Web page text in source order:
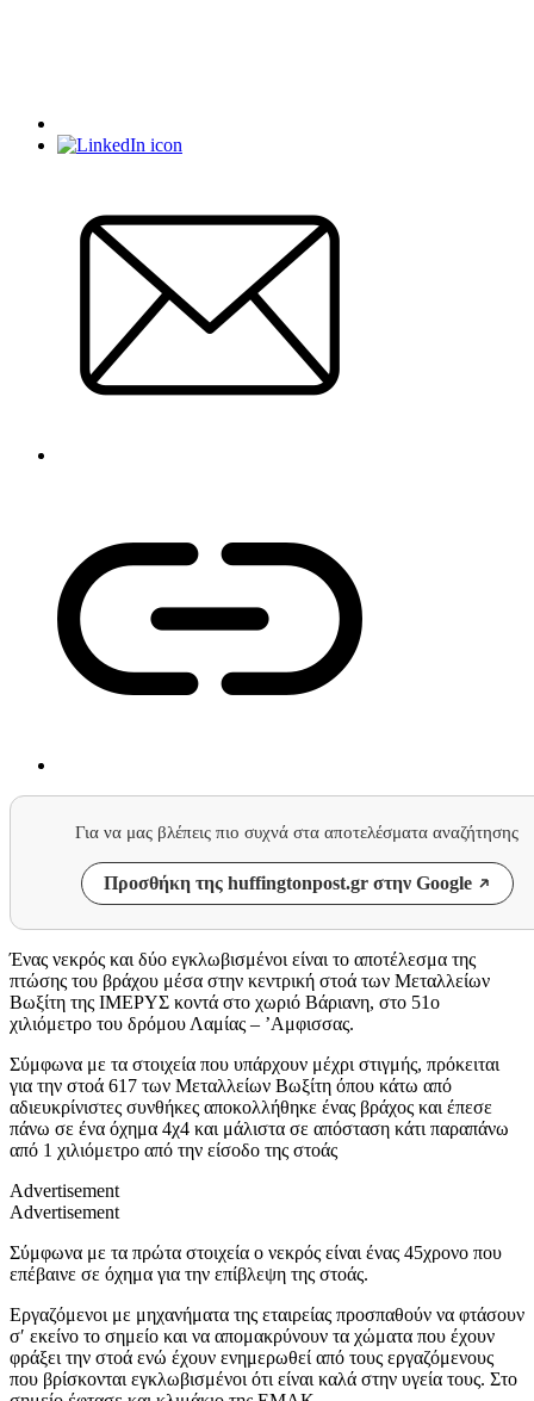
Για να μας βλέπεις πιο συχνά στα αποτελέσματα αναζήτησης
Προσθήκη της huffingtonpost.gr στην Google
Ένας νεκρός και δύο εγκλωβισμένοι είναι το αποτέλεσμα της
πτώσης του βράχου μέσα στην κεντρική στοά των Μεταλλείων
Βωξίτη της ΙΜΕΡΥΣ κοντά στο χωριό Βάριανη, στο 51ο
χιλιόμετρο του δρόμου Λαμίας – ’Αμφισσας.
Σύμφωνα με τα στοιχεία που υπάρχουν μέχρι στιγμής, πρόκειται
για την στοά 617 των Μεταλλείων Βωξίτη όπου κάτω από
αδιευκρίνιστες συνθήκες αποκολλήθηκε ένας βράχος και έπεσε
πάνω σε ένα όχημα 4χ4 και μάλιστα σε απόσταση κάτι παραπάνω
από 1 χιλιόμετρο από την είσοδο της στοάς
Advertisement
Advertisement
Σύμφωνα με τα πρώτα στοιχεία ο νεκρός είναι ένας 45χρονο που
επέβαινε σε όχημα για την επίβλεψη της στοάς.
Εργαζόμενοι με μηχανήματα της εταιρείας προσπαθούν να φτάσουν
σ′ εκείνο το σημείο και να απομακρύνουν τα χώματα που έχουν
φράξει την στοά ενώ έχουν ενημερωθεί από τους εργαζόμενους
που βρίσκονται εγκλωβισμένοι ότι είναι καλά στην υγεία τους. Στο